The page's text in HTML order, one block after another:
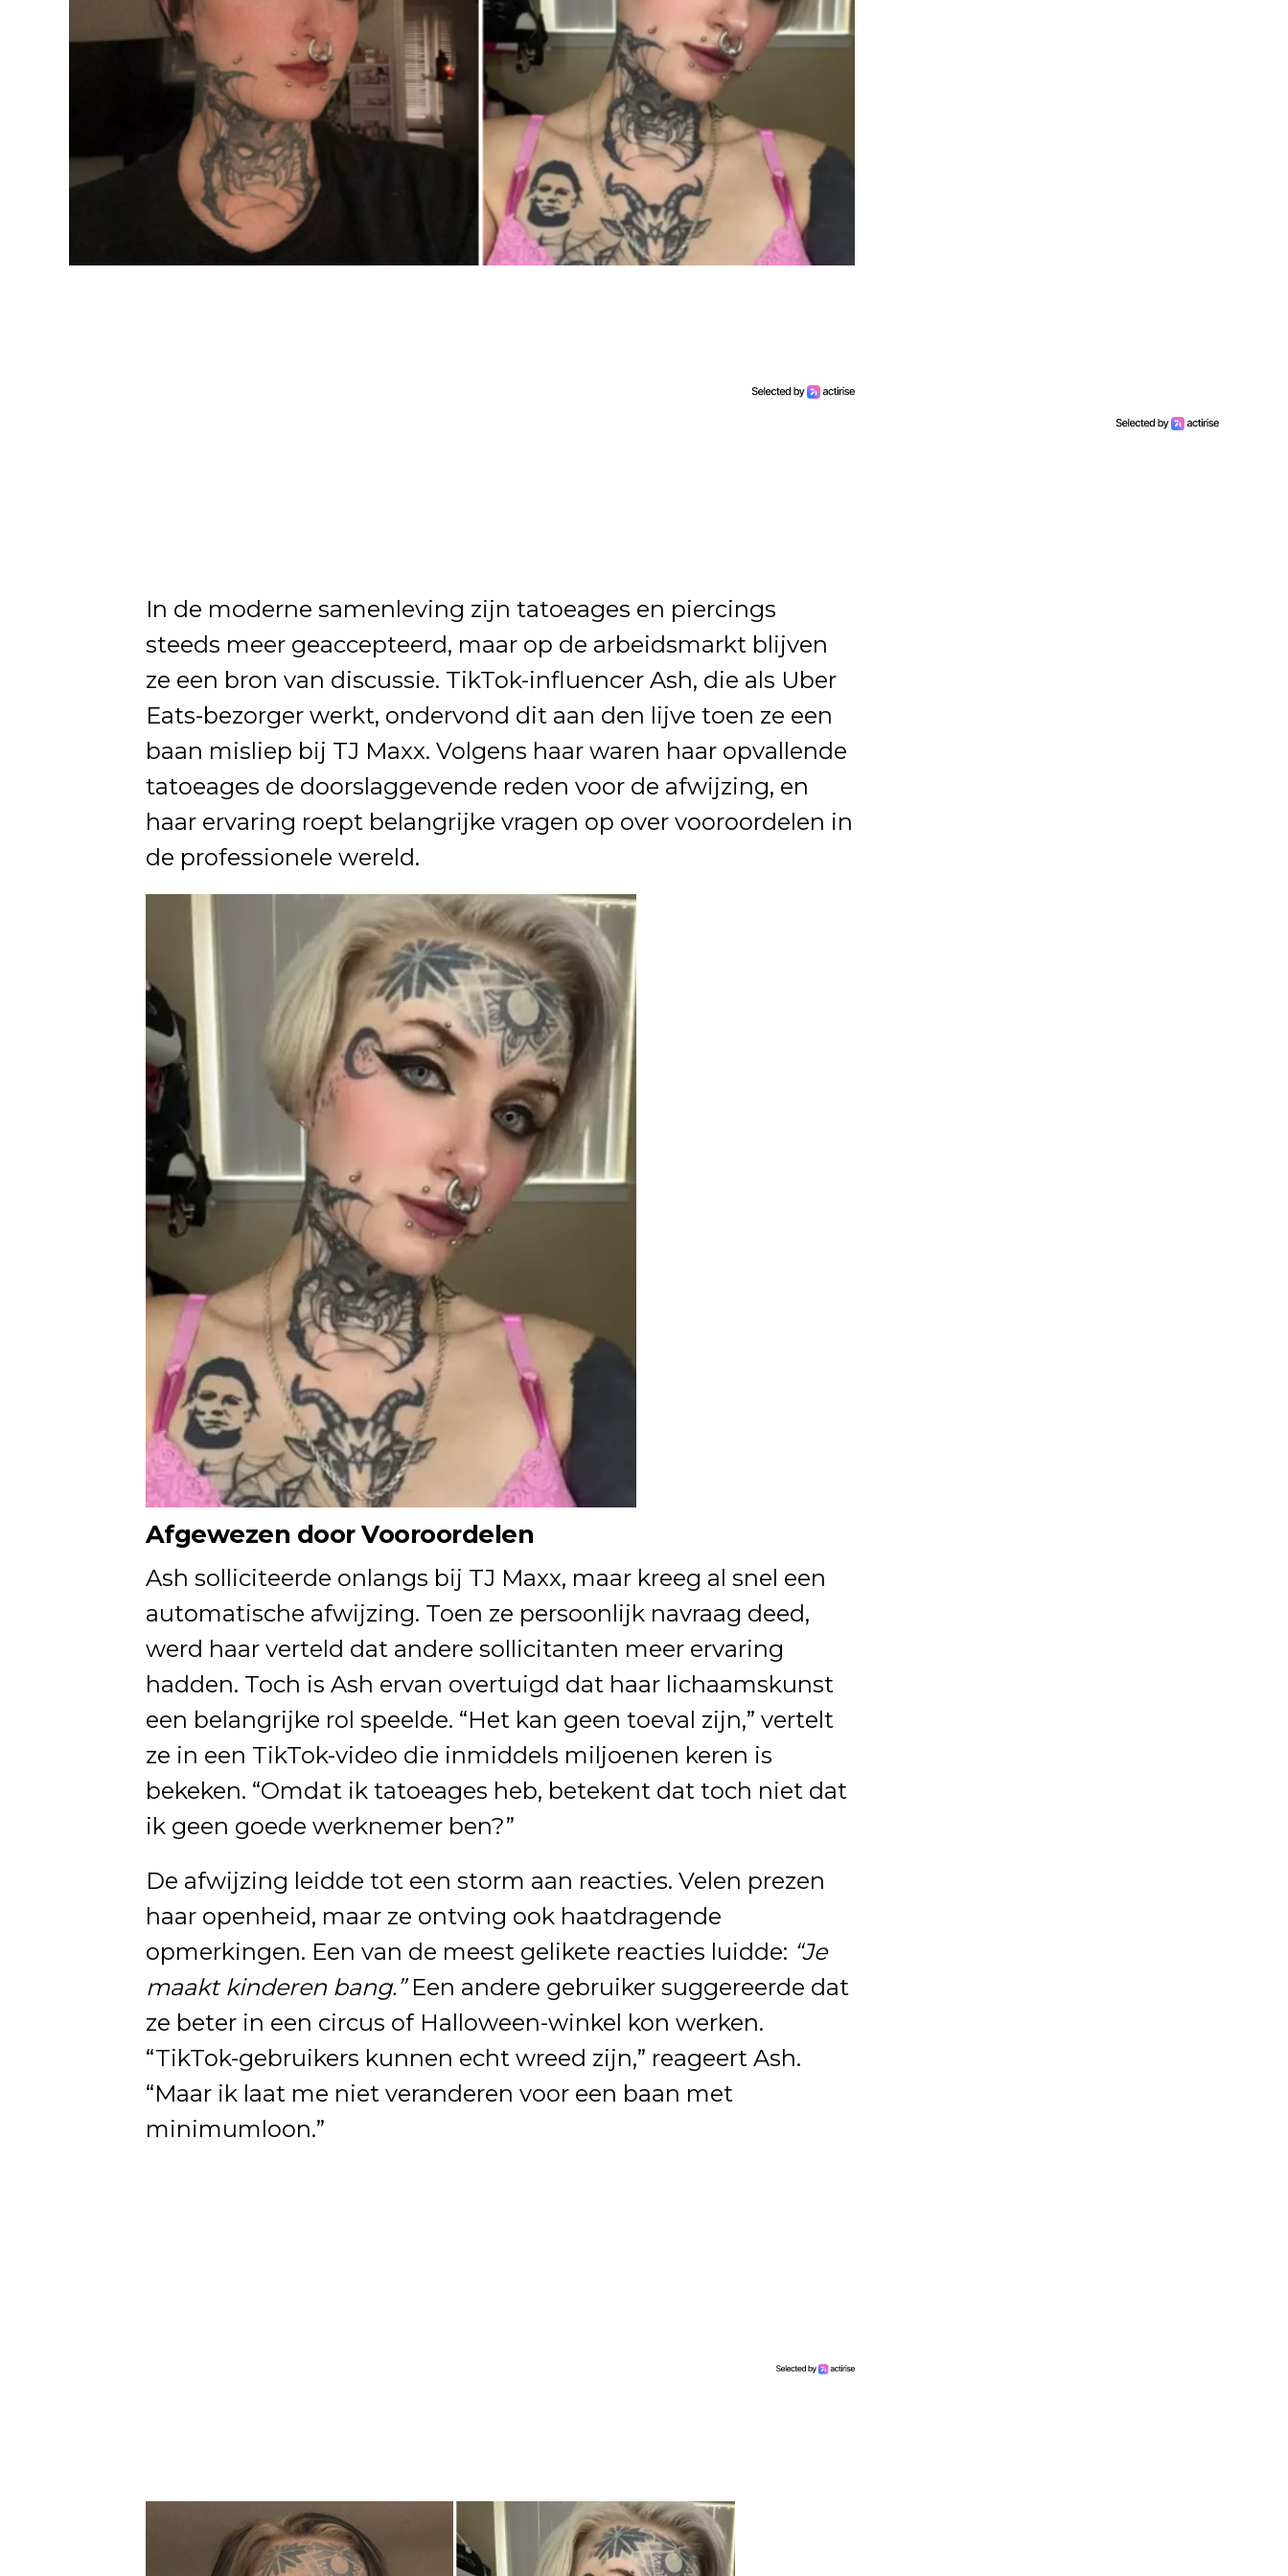
In de moderne samenleving zijn tatoeages en piercings
steeds meer geaccepteerd, maar op de arbeidsmarkt blijven
ze een bron van discussie. TikTok-influencer Ash, die als Uber
Eats-bezorger werkt, ondervond dit aan den lijve toen ze een
baan misliep bij TJ Maxx. Volgens haar waren haar opvallende
tatoeages de doorslaggevende reden voor de afwijzing, en
haar ervaring roept belangrijke vragen op over vooroordelen in
de professionele wereld.
Afgewezen door Vooroordelen
Ash solliciteerde onlangs bij TJ Maxx, maar kreeg al snel een
automatische afwijzing. Toen ze persoonlijk navraag deed,
werd haar verteld dat andere sollicitanten meer ervaring
hadden. Toch is Ash ervan overtuigd dat haar lichaamskunst
een belangrijke rol speelde. “Het kan geen toeval zijn,” vertelt
ze in een TikTok-video die inmiddels miljoenen keren is
bekeken. “Omdat ik tatoeages heb, betekent dat toch niet dat
ik geen goede werknemer ben?”
De afwijzing leidde tot een storm aan reacties. Velen prezen
haar openheid, maar ze ontving ook haatdragende
opmerkingen. Een van de meest gelikete reacties luidde: “Je
maakt kinderen bang.”Een andere gebruiker suggereerde dat
ze beter in een circus of Halloween-winkel kon werken.
“TikTok-gebruikers kunnen echt wreed zijn,” reageert Ash.
“Maar ik laat me niet veranderen voor een baan met
minimumloon.”